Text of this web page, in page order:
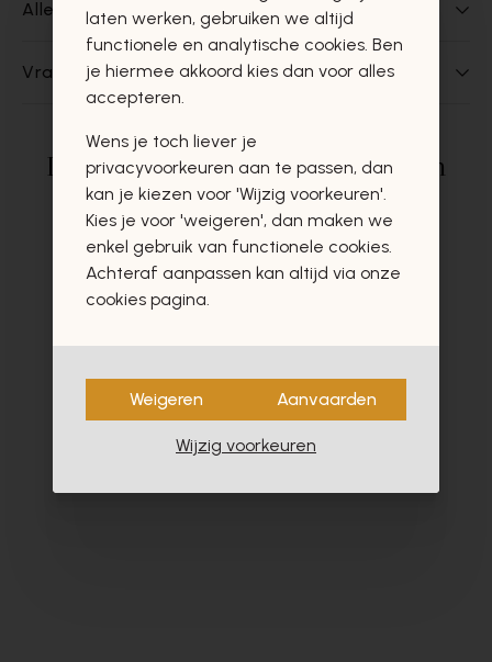
Alles over dit product
Vragen over dit product?
Deze producten zullen u zeker en
vast ook interesseren
laten werken, gebruiken we altijd
functionele en analytische cookies. Ben
je hiermee akkoord kies dan voor alles
accepteren.
Wens je toch liever je
privacyvoorkeuren aan te passen, dan
kan je kiezen voor 'Wijzig voorkeuren'.
Kies je voor 'weigeren', dan maken we
enkel gebruik van functionele cookies.
Achteraf aanpassen kan altijd via onze
cookies pagina.
Weigeren Aanvaarden
Wijzig voorkeuren